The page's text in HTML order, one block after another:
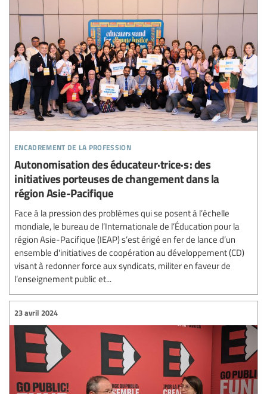
encadrement de la profession
Autonomisation des éducateur·trice·s : des
initiatives porteuses de changement dans la
région Asie-Pacifique
Face à la pression des problèmes qui se posent à l’échelle
mondiale, le bureau de l’Internationale de l’Éducation pour la
région Asie-Pacifique (IEAP) s’est érigé en fer de lance d’un
ensemble d'initiatives de coopération au développement (CD)
visant à redonner force aux syndicats, militer en faveur de
l’enseignement public et...
23 avril 2024